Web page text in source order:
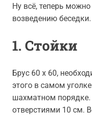
Ну всё, теперь
возведению беседки.
1. Стойки
Брус 60 х 60,
этого в самом
шахматном
отверстиями 10 см.